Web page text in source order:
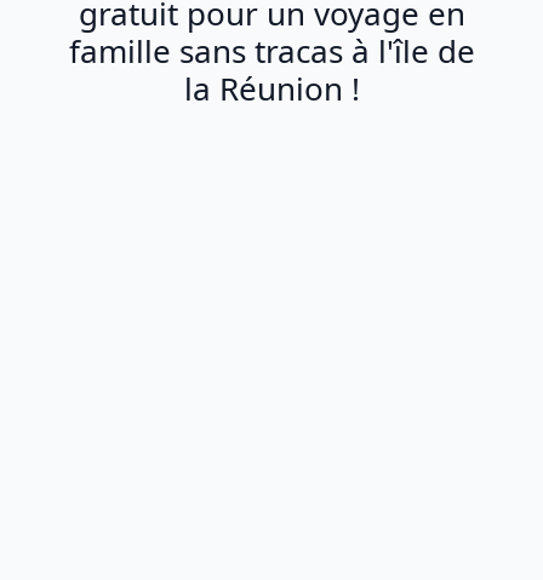
gratuit pour un voyage en
famille sans tracas à l'île de
la Réunion !